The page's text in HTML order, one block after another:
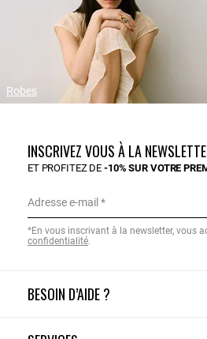
Robes
BESOIN D’AIDE ?
INSCRIVEZ VOUS À LA
ET PROFITEZ DE-10% SUR VOTRE
Adresse e-mail
*En vous inscrivant à la newsletter, vous
confidentialité.